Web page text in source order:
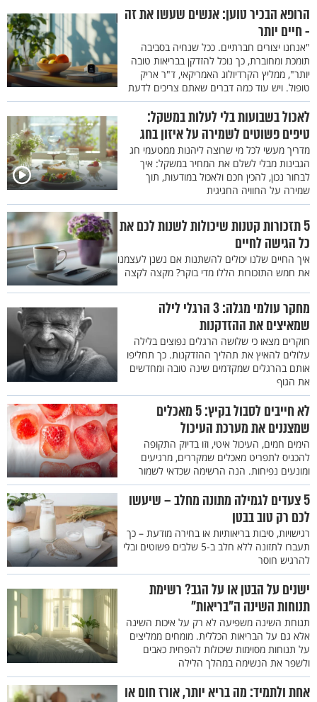
הרופא הבכיר טוען: אנשים שעשו את זה
- חיים יותר
"אנחנו יצורים חברתיים. ככל שנחיה בסביבה
תומכת ומחוברת, כך נוכל להזדקן בבריאות טובה
יותר", ממליץ הקרדיולוג האמריקאי, ד"ר אריק
טופול. ויש עוד כמה דברים שאתם צריכים לדעת
לאכול בשבועות בלי לעלות במשקל:
טיפים פשוטים לשמירה על איזון בחג
מדריך מעשי לכל מי שרוצה ליהנות ממטעמי חג
הגבינות מבלי לשלם את המחיר במשקל: איך
לבחור נכון, להכין חכם ולאכול במודעות, תוך
שמירה על החוויה החגיגית
5 תזכורות קטנות שיכולות לשנות לכם את
כל הגישה לחיים
איך החיים שלנו יכולים להשתנות אם נשנן לעצמנו
את חמש התזכורות הללו מדי בוקר? מקצה לקצה
מחקר עולמי מגלה: 3 הרגלי לילה
שמאיצים את ההזדקנות
חוקרים מצאו כי שלושה הרגלים נפוצים בלילה
עלולים להאיץ את תהליך ההזדקנות. כך תחליפו
אותם בהרגלים שמקדמים שינה טובה ומחדשים
את הגוף
לא חייבים לסבול בקיץ: 5 מאכלים
שמצננים את מערכת העיכול
הימים חמים, העיכול איטי, וזו בדיוק התקופה
להכניס לתפריט מאכלים שמקררים, מרגיעים
ומונעים נפיחות. הנה הרשימה שכדאי לשמור
5 צעדים לגמילה מתונה מחלב – שיעשו
לכם רק טוב בבטן
רגישויות, סיבות בריאותיות או בחירה מודעת – כך
תעברו לתזונה ללא חלב ב-5 שלבים פשוטים ובלי
להרגיש חוסר
ישנים על הבטן או על הגב? רשימת
תנוחות השינה ה"בריאות"
תנוחת השינה משפיעה לא רק על איכות השינה
אלא גם על הבריאות הכללית. מומחים ממליצים
על תנוחות מסוימות שיכולות להפחית כאבים
ולשפר את הנשימה במהלך הלילה
אחת ולתמיד: מה בריא יותר, אורז חום או